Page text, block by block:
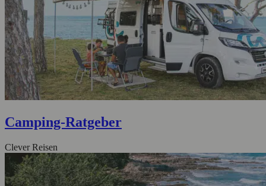
Camping-Ratgeber
Clever Reisen